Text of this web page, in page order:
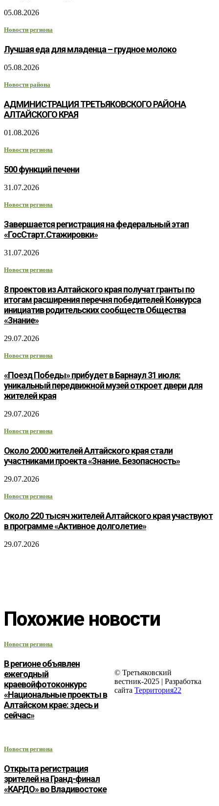
05.08.2026
Новости региона
Лучшая еда для младенца – грудное молоко
05.08.2026
Новости района
АДМИНИСТРАЦИЯ ТРЕТЬЯКОВСКОГО РАЙОНА
АЛТАЙСКОГО КРАЯ
01.08.2026
Новости региона
500 функций печени
31.07.2026
Новости региона
Завершается регистрация на федеральный этап
«ГосСтарт.Стажировки»
31.07.2026
Новости региона
8 проектов из Алтайского края получат гранты по
итогам расширения перечня победителей Конкурса
инициатив родительских сообществ Общества
«Знание»
29.07.2026
Новости региона
«Поезд Победы» прибудет в Барнаул 31 июля:
уникальный передвижной музей откроет двери для
жителей края
29.07.2026
Новости региона
Около 2000 жителей Алтайского края стали
участниками проекта «Знание. Безопасность»
29.07.2026
Новости региона
Около 220 тысяч жителей Алтайского края участвуют
в программе «Активное долголетие»
29.07.2026
Похожие новости
Новости региона
В регионе объявлен
ежегодный
краевойфотоконкурс
«Национальные проекты в
Алтайском крае: здесь и
сейчас»
Новости региона
Открыта регистрация
зрителей на Гранд-финал
«КАРДО» во Владивостоке
© Третьяковский
вестник-2025 | Разработка
сайта Территория22